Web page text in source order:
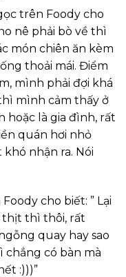
trên Foody cho
nê phải bò về thì
món chiên ăn kèm
thoải mái. Điểm
mình phải đợi khá
mình cảm thấy ở
hoặc là gia đình, rất
quán hơi nhỏ
khó nhận ra. Nói
cho biết: ” Lại
thịt thì thôi, rất
quay hay sao
có bàn mà
:)))”